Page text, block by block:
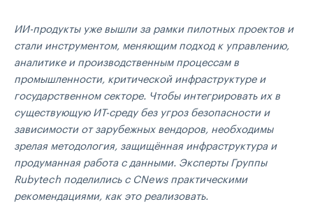
ИИ-продукты уже вышли за рамки пилотных проектов и
стали инструментом, меняющим подход к управлению,
аналитике и производственным процессам в
промышленности, критической инфраструктуре и
государственном секторе. Чтобы интегрировать их в
существующую ИТ-среду без угроз безопасности и
зависимости от зарубежных вендоров, необходимы
зрелая методология, защищённая инфраструктура и
продуманная работа с данными. Эксперты Группы
Rubytech поделились с CNews практическими
рекомендациями, как это реализовать.